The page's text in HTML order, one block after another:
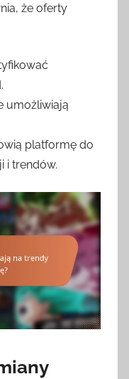
że oferty
umożliwiają
platformę do
i trendów.